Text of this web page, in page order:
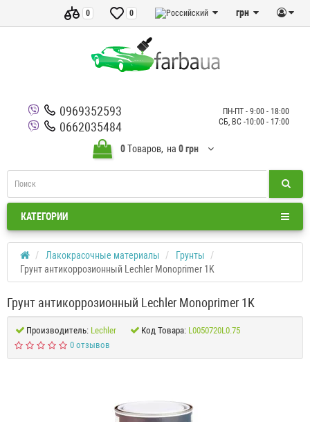
грн
0
0
0969352593
0662035484
ПН-ПТ - 9:00 - 18:00
СБ, ВС -10:00 - 17:00
0Tоваров, на 0 грн
КАТЕГОРИИ
Лакокрасочные материалы
Грунты
Грунт антикоррозионный Lechler Monoprimer 1K
Грунт антикоррозионный Lechler Monoprimer 1K
Производитель: Lechler Код Товара: L0050720L0.75
0 отзывов